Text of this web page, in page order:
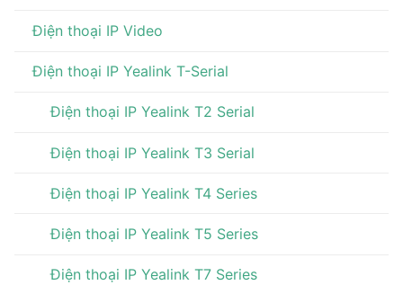
Điện thoại IP Video
Điện thoại IP Yealink T-Serial
Điện thoại IP Yealink T2 Serial
Điện thoại IP Yealink T3 Serial
Điện thoại IP Yealink T4 Series
Điện thoại IP Yealink T5 Series
Điện thoại IP Yealink T7 Series